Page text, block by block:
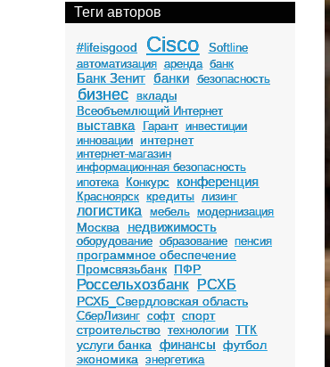
Теги авторов
#lifeisgood Cisco
Softline
автоматизация аренда банк
Банк Зенит банки безопасность
бизнес
вклады
Всеобъемлющий Интернет
выставка Гарант инвестиции
инновации
интернет
интернет-магазин
информационная безопасность
ипотека
Конкурс конференция
Красноярск кредиты лизинг
логистика мебель модернизация
Москва недвижимость
оборудование образование пенсия
программное обеспечение
Промсвязьбанк ПФР
Россельхозбанк РСХБ
РСХБ_Свердловская область
СберЛизинг софт спорт
строительство технологии ТТК
услуги банка финансы футбол
экономика
энергетика